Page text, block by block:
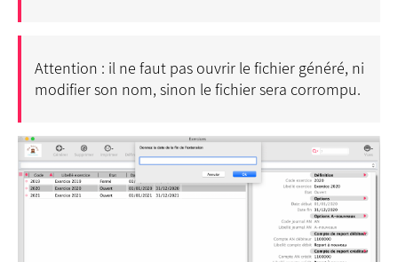
Attention : il ne faut pas ouvrir le fichier généré, ni
modifier son nom, sinon le fichier sera corrompu.